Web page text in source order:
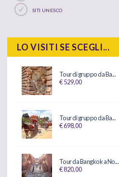
SITI UNESCO
LO VISITI SE SCEGLI...
Tour di gruppo da Ba...
€ 529,00
Tour di gruppo da Ba...
€ 698,00
Tour da Bangkok a No...
€ 820,00